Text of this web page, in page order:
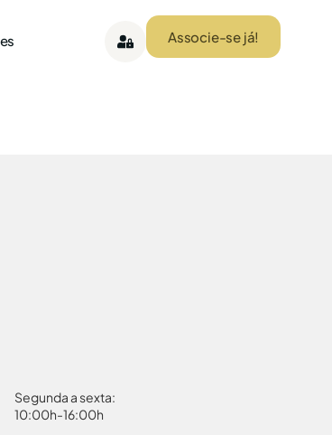
Associe-se já!
Segunda a sexta:
10:00h-16:00h